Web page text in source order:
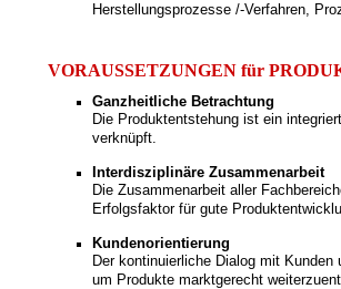
Herstellungsprozesse /-Verfahren,
VORAUSSETZUNGEN für
Ganzheitliche Betrachtung
Die Produktentstehung ist ein
verknüpft.
Interdisziplinäre Zusammenarbeit
Die Zusammenarbeit aller
Erfolgsfaktor für gute
Kundenorientierung
Der kontinuierliche Dialog mit
um Produkte marktgerecht